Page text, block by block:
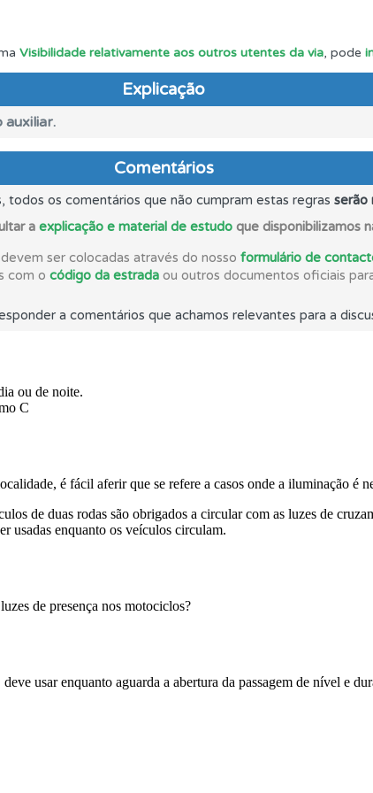
perfil.
no seu perfil.
estatísticas em qualquer equipamento.
a que ainda não respondeu.
usamos na plataforma.
Visibilidade relativamente aos outros utentes da via, pode
Explicação
auxiliar.
Comentários
todos os comentários que não cumpram estas regras serão
a explicação e material de estudo que disponibilizamos
ser colocadas através do nosso formulário de
com o código da estrada ou outros documentos oficiais
a comentários que achamos relevantes para a